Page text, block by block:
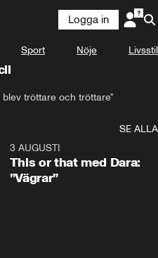
Logga in
Sport Nöje Livsstil
tröttare och tröttare"
SE ALLA
3 AUGUSTI
This or that med Dara:
”Vägrar”